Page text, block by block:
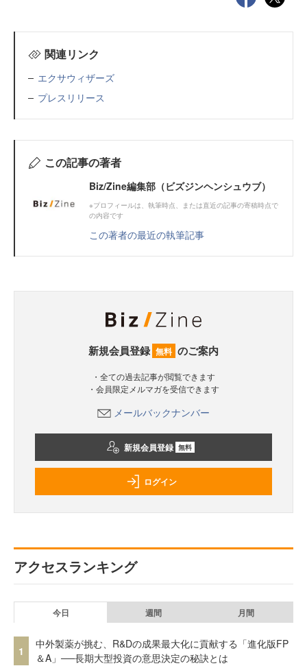
関連リンク
エクサウィザーズ
プレスリリース
この記事の著者
Biz/Zine編集部（ビズジンヘンシュウブ）
※プロフィールは、執筆時点、または直近の記事の寄稿時点で
の内容です
この著者の最近の執筆記事
新規会員登録 無料 のご案内
・全ての過去記事が閲覧できます
・会員限定メルマガを受信できます
メールバックナンバー
新規会員登録 無料
ログイン
アクセスランキング
今日 週間 月間
1
中外製薬が挑む、R&Dの成果最大化に貢献する「進化版FP
＆A」──長期大型投資の意思決定の秘訣とは